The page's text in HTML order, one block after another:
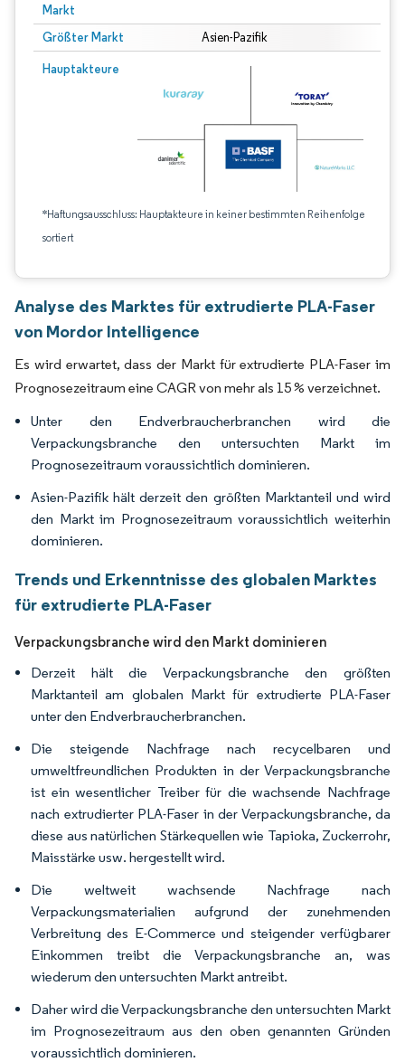
Markt
Größter Markt Asien-Pazifik
Hauptakteure
*Haftungsausschluss: Hauptakteure in keiner bestimmten Reihenfolge
sortiert
Analyse des Marktes für extrudierte PLA-Faser
von Mordor Intelligence
Es wird erwartet, dass der Markt für extrudierte PLA-Faser im
Prognosezeitraum eine CAGR von mehr als 15 % verzeichnet.
Unter den Endverbraucherbranchen wird die
Verpackungsbranche den untersuchten Markt im
Prognosezeitraum voraussichtlich dominieren.
Asien-Pazifik hält derzeit den größten Marktanteil und wird
den Markt im Prognosezeitraum voraussichtlich weiterhin
dominieren.
Trends und Erkenntnisse des globalen Marktes
für extrudierte PLA-Faser
Verpackungsbranche wird den Markt dominieren
Derzeit hält die Verpackungsbranche den größten
Marktanteil am globalen Markt für extrudierte PLA-Faser
unter den Endverbraucherbranchen.
Die steigende Nachfrage nach recycelbaren und
umweltfreundlichen Produkten in der Verpackungsbranche
ist ein wesentlicher Treiber für die wachsende Nachfrage
nach extrudierter PLA-Faser in der Verpackungsbranche, da
diese aus natürlichen Stärkequellen wie Tapioka, Zuckerrohr,
Maisstärke usw. hergestellt wird.
Die weltweit wachsende Nachfrage nach
Verpackungsmaterialien aufgrund der zunehmenden
Verbreitung des E-Commerce und steigender verfügbarer
Einkommen treibt die Verpackungsbranche an, was
wiederum den untersuchten Markt antreibt.
Daher wird die Verpackungsbranche den untersuchten Markt
im Prognosezeitraum aus den oben genannten Gründen
voraussichtlich dominieren.